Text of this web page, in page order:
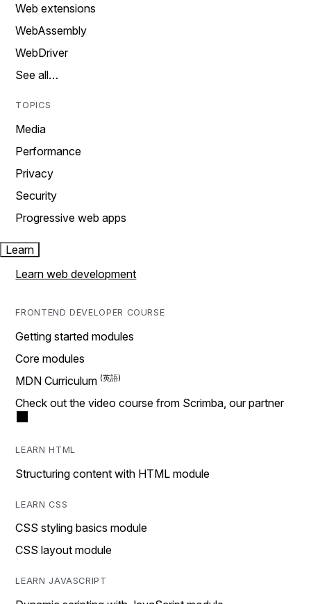
Web extensions
WebAssembly
WebDriver
See all…
TOPICS
Media
Performance
Privacy
Security
Progressive web apps
Learn
Learn web development
FRONTEND DEVELOPER COURSE
Getting started modules
Core modules
MDN Curriculum
Check out the video course from Scrimba, our partner
LEARN HTML
Structuring content with HTML module
LEARN CSS
CSS styling basics module
CSS layout module
LEARN JAVASCRIPT